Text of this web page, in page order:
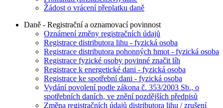
Žádost o vrácení přeplatku daně
Daně - Registrační a oznamovací povinnost
Oznámení změny registračních údajů
Registrace distributora lihu - fyzická osoba
Registrace distributora pohonných hmot - fyzická osoba
Registrace fyzické osoby povinné značit líh
Registrace k energetické dani - fyzická osoba
Registrace ke spotřební dani - fyzická osoba
Vydání povolení podle zákona č. 353/2003 Sb., o
spotřebních daních, ve znění pozdějších předpisů
Změna registračních údajů distributora lihu / zrušení